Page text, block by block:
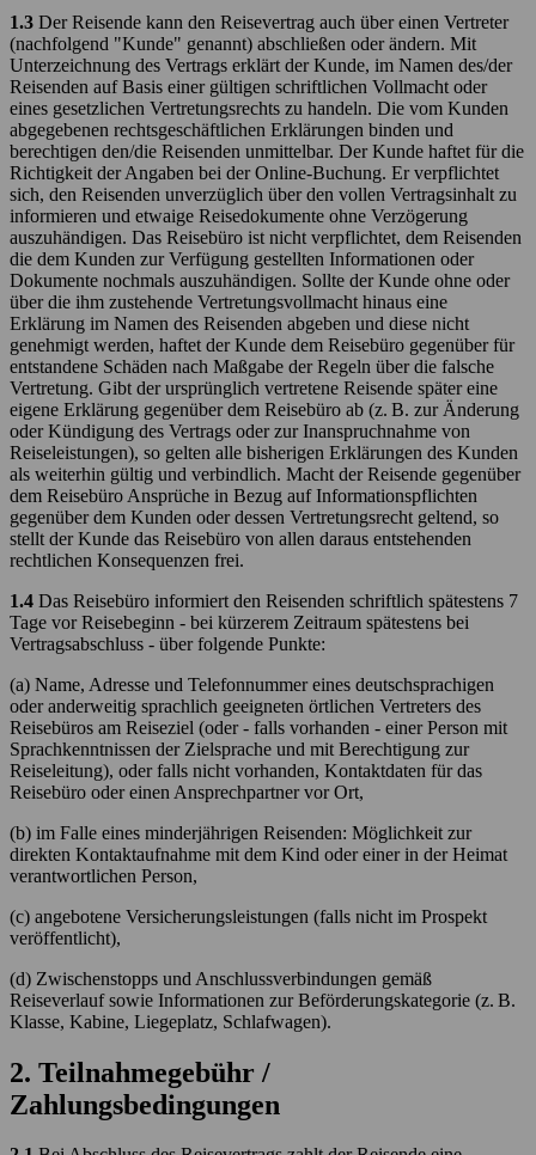
1.3 Der Reisende kann den Reisevertrag auch über einen Vertreter
(nachfolgend "Kunde" genannt) abschließen oder ändern. Mit
Unterzeichnung des Vertrags erklärt der Kunde, im Namen des/der
Reisenden auf Basis einer gültigen schriftlichen Vollmacht oder
eines gesetzlichen Vertretungsrechts zu handeln. Die vom Kunden
abgegebenen rechtsgeschäftlichen Erklärungen binden und
berechtigen den/die Reisenden unmittelbar. Der Kunde haftet für die
Richtigkeit der Angaben bei der Online-Buchung. Er verpflichtet
sich, den Reisenden unverzüglich über den vollen Vertragsinhalt zu
informieren und etwaige Reisedokumente ohne Verzögerung
auszuhändigen. Das Reisebüro ist nicht verpflichtet, dem Reisenden
die dem Kunden zur Verfügung gestellten Informationen oder
Dokumente nochmals auszuhändigen. Sollte der Kunde ohne oder
über die ihm zustehende Vertretungsvollmacht hinaus eine
Erklärung im Namen des Reisenden abgeben und diese nicht
genehmigt werden, haftet der Kunde dem Reisebüro gegenüber für
entstandene Schäden nach Maßgabe der Regeln über die falsche
Vertretung. Gibt der ursprünglich vertretene Reisende später eine
eigene Erklärung gegenüber dem Reisebüro ab (z. B. zur Änderung
oder Kündigung des Vertrags oder zur Inanspruchnahme von
Reiseleistungen), so gelten alle bisherigen Erklärungen des Kunden
als weiterhin gültig und verbindlich. Macht der Reisende gegenüber
dem Reisebüro Ansprüche in Bezug auf Informationspflichten
gegenüber dem Kunden oder dessen Vertretungsrecht geltend, so
stellt der Kunde das Reisebüro von allen daraus entstehenden
rechtlichen Konsequenzen frei.
1.4 Das Reisebüro informiert den Reisenden schriftlich spätestens 7
Tage vor Reisebeginn - bei kürzerem Zeitraum spätestens bei
Vertragsabschluss - über folgende Punkte:
(a) Name, Adresse und Telefonnummer eines deutschsprachigen
oder anderweitig sprachlich geeigneten örtlichen Vertreters des
Reisebüros am Reiseziel (oder - falls vorhanden - einer Person mit
Sprachkenntnissen der Zielsprache und mit Berechtigung zur
Reiseleitung), oder falls nicht vorhanden, Kontaktdaten für das
Reisebüro oder einen Ansprechpartner vor Ort,
(b) im Falle eines minderjährigen Reisenden: Möglichkeit zur
direkten Kontaktaufnahme mit dem Kind oder einer in der Heimat
verantwortlichen Person,
(c) angebotene Versicherungsleistungen (falls nicht im Prospekt
veröffentlicht),
(d) Zwischenstopps und Anschlussverbindungen gemäß
Reiseverlauf sowie Informationen zur Beförderungskategorie (z. B.
Klasse, Kabine, Liegeplatz, Schlafwagen).
2. Teilnahmegebühr /
Zahlungsbedingungen